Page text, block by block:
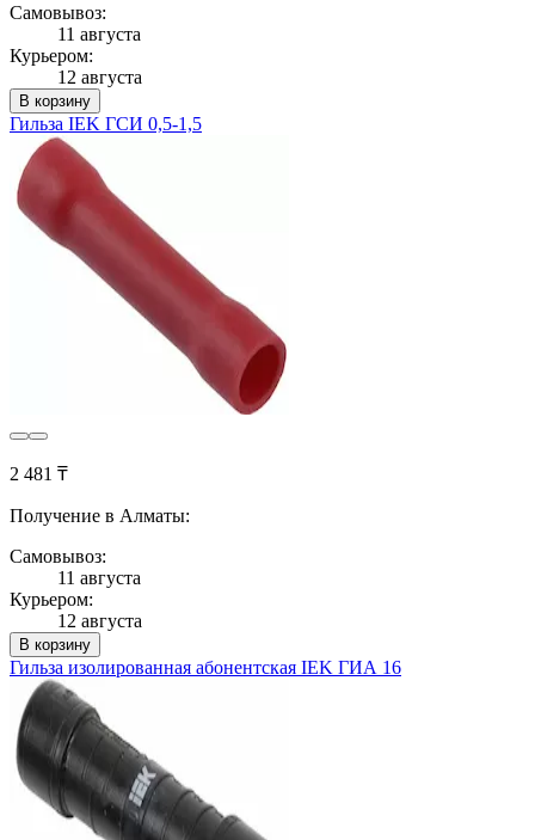
Самовывоз:
11 августа
Курьером:
12 августа
В корзину
Гильза IEK ГСИ 0,5-1,5
2 481 ₸
Получение в Алматы:
Самовывоз:
11 августа
Курьером:
12 августа
В корзину
Гильза изолированная абонентская IEK ГИА 16